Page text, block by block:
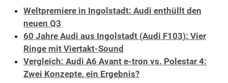
Weltpremiere in Ingolstadt: Audi enthüllt den
neuen Q3
60 Jahre Audi aus Ingolstadt (Audi F103): Vier
Ringe mit Viertakt-Sound
Vergleich: Audi A6 Avant e-tron vs. Polestar 4:
Zwei Konzepte, ein Ergebnis?